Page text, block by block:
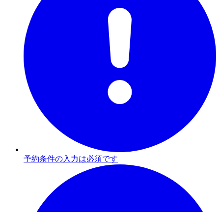
予約条件の入力は必須です